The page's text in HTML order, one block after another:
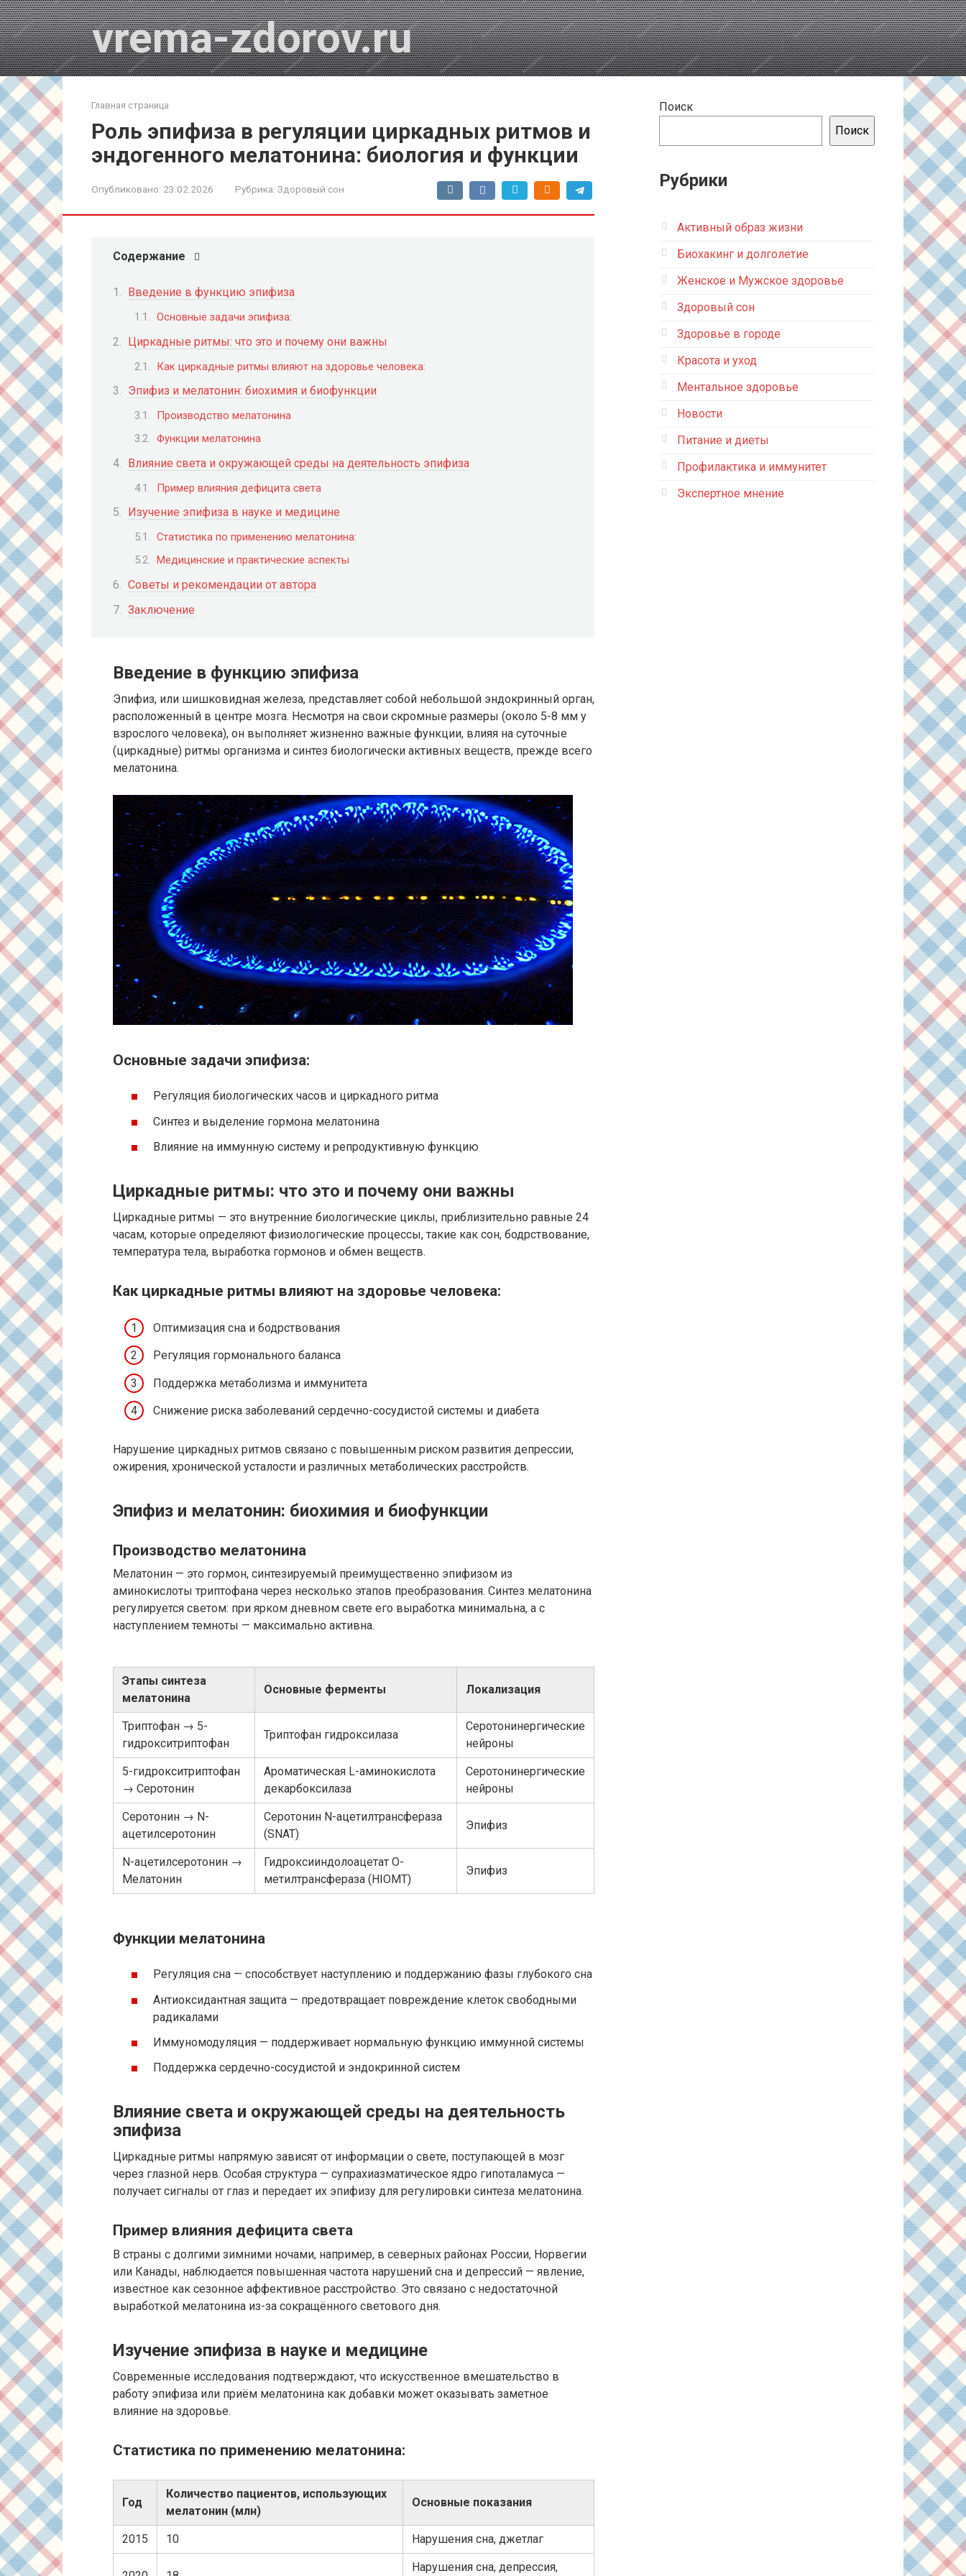
Перейти
к
контенту
vrema-zdorov.ru
Главная страница
Роль эпифиза в регуляции циркадных ритмов и
эндогенного мелатонина: биология и функции
Опубликовано: 23.02.2026 Рубрика: Здоровый сон
Содержание
Введение в функцию эпифиза
Основные задачи эпифиза:
Циркадные ритмы: что это и почему они важны
Как циркадные ритмы влияют на здоровье человека:
Эпифиз и мелатонин: биохимия и биофункции
Производство мелатонина
Функции мелатонина
Влияние света и окружающей среды на деятельность эпифиза
Пример влияния дефицита света
Изучение эпифиза в науке и медицине
Статистика по применению мелатонина:
Медицинские и практические аспекты
Советы и рекомендации от автора
Заключение
Введение в функцию эпифиза
Эпифиз, или шишковидная железа, представляет собой небольшой эндокринный орган,
расположенный в центре мозга. Несмотря на свои скромные размеры (около 5-8 мм у
взрослого человека), он выполняет жизненно важные функции, влияя на суточные
(циркадные) ритмы организма и синтез биологически активных веществ, прежде всего
мелатонина.
Основные задачи эпифиза:
Регуляция биологических часов и циркадного ритма
Синтез и выделение гормона мелатонина
Влияние на иммунную систему и репродуктивную функцию
Циркадные ритмы: что это и почему они важны
Циркадные ритмы — это внутренние биологические циклы, приблизительно равные 24
часам, которые определяют физиологические процессы, такие как сон, бодрствование,
температура тела, выработка гормонов и обмен веществ.
Как циркадные ритмы влияют на здоровье человека:
Оптимизация сна и бодрствования
Регуляция гормонального баланса
Поддержка метаболизма и иммунитета
Снижение риска заболеваний сердечно-сосудистой системы и диабета
Нарушение циркадных ритмов связано с повышенным риском развития депрессии,
ожирения, хронической усталости и различных метаболических расстройств.
Эпифиз и мелатонин: биохимия и биофункции
Производство мелатонина
Мелатонин — это гормон, синтезируемый преимущественно эпифизом из
аминокислоты триптофана через несколько этапов преобразования. Синтез мелатонина
регулируется светом: при ярком дневном свете его выработка минимальна, а с
наступлением темноты — максимально активна.
Этапы синтеза
мелатонина
Основные ферменты Локализация
Триптофан → 5-
гидрокситриптофан
Триптофан гидроксилаза
Серотонинергические
нейроны
5-гидрокситриптофан
→ Серотонин
Ароматическая L-аминокислота
декарбоксилаза
Серотонинергические
нейроны
Серотонин → N-
ацетилсеротонин
Серотонин N-ацетилтрансфераза
(SNAT)
Эпифиз
N-ацетилсеротонин →
Мелатонин
Гидроксииндолоацетат O-
метилтрансфераза (HIOMT)
Эпифиз
Функции мелатонина
Регуляция сна — способствует наступлению и поддержанию фазы глубокого сна
Антиоксидантная защита — предотвращает повреждение клеток свободными
радикалами
Иммуномодуляция — поддерживает нормальную функцию иммунной системы
Поддержка сердечно-сосудистой и эндокринной систем
Влияние света и окружающей среды на деятельность
эпифиза
Циркадные ритмы напрямую зависят от информации о свете, поступающей в мозг
через глазной нерв. Особая структура — супрахиазматическое ядро гипоталамуса —
получает сигналы от глаз и передает их эпифизу для регулировки синтеза мелатонина.
Пример влияния дефицита света
В страны с долгими зимними ночами, например, в северных районах России, Норвегии
или Канады, наблюдается повышенная частота нарушений сна и депрессий — явление,
известное как сезонное аффективное расстройство. Это связано с недостаточной
выработкой мелатонина из-за сокращённого светового дня.
Изучение эпифиза в науке и медицине
Современные исследования подтверждают, что искусственное вмешательство в
работу эпифиза или приём мелатонина как добавки может оказывать заметное
влияние на здоровье.
Статистика по применению мелатонина:
Год
Количество пациентов, использующих
мелатонин (млн)
Основные показания
2015 10 Нарушения сна, джетлаг
Нарушения сна, депрессия,
Поиск
Поиск
Рубрики
Активный образ жизни
Биохакинг и долголетие
Женское и Мужское здоровье
Здоровый сон
Здоровье в городе
Красота и уход
Ментальное здоровье
Новости
Питание и диеты
Профилактика и иммунитет
Экспертное мнение